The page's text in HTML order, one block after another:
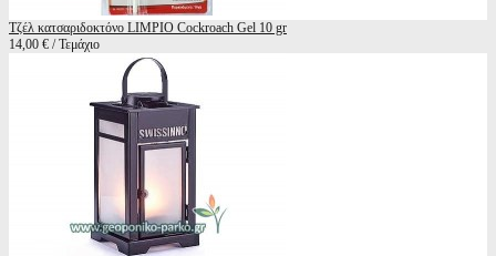
Τζέλ κατσαριδοκτόνο LIMPIO Cockroach Gel 10 gr
14,00 € / Τεμάχιο